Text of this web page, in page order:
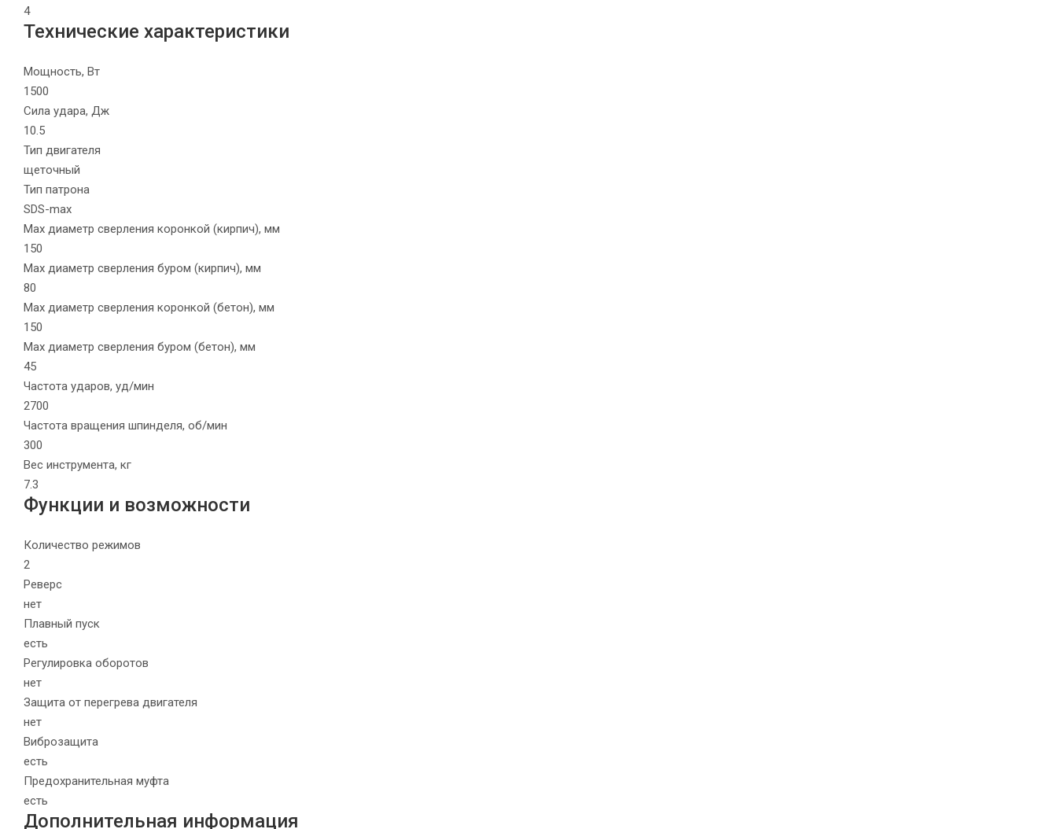
4
Технические характеристики
Мощность, Вт
1500
Сила удара, Дж
10.5
Тип двигателя
щеточный
Тип патрона
SDS-max
Max диаметр сверления коронкой (кирпич), мм
150
Max диаметр сверления буром (кирпич), мм
80
Max диаметр сверления коронкой (бетон), мм
150
Max диаметр сверления буром (бетон), мм
45
Частота ударов, уд/мин
2700
Частота вращения шпинделя, об/мин
300
Вес инструмента, кг
7.3
Функции и возможности
Количество режимов
2
Реверс
нет
Плавный пуск
есть
Регулировка оборотов
нет
Защита от перегрева двигателя
нет
Виброзащита
есть
Предохранительная муфта
есть
Дополнительная информация